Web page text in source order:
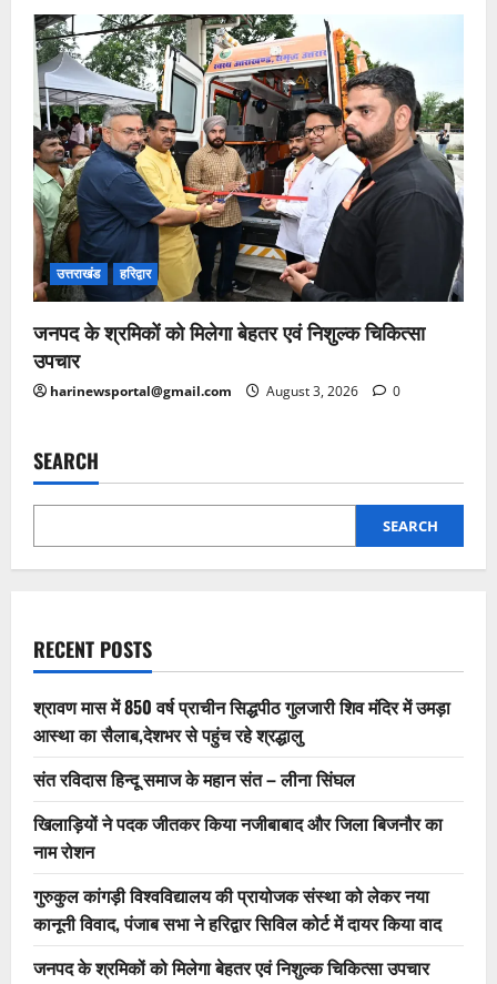
उत्तराखंड हरिद्वार
जनपद के श्रमिकों को मिलेगा बेहतर एवं निशुल्क चिकित्सा
उपचार
harinewsportal@gmail.com August 3, 2026 0
SEARCH
SEARCH
RECENT POSTS
श्रावण मास में 850 वर्ष प्राचीन सिद्धपीठ गुलजारी शिव मंदिर में उमड़ा
आस्था का सैलाब,देशभर से पहुंच रहे श्रद्धालु
संत रविदास हिन्दू समाज के महान संत – लीना सिंघल
खिलाड़ियों ने पदक जीतकर किया नजीबाबाद और जिला बिजनौर का
नाम रोशन
गुरुकुल कांगड़ी विश्वविद्यालय की प्रायोजक संस्था को लेकर नया
कानूनी विवाद, पंजाब सभा ने हरिद्वार सिविल कोर्ट में दायर किया वाद
जनपद के श्रमिकों को मिलेगा बेहतर एवं निशुल्क चिकित्सा उपचार